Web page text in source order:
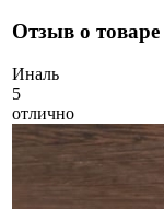
Отзыв о товаре
Иналь
5
отлично